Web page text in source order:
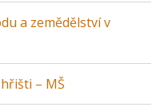
a zemědělství v
– MŠ